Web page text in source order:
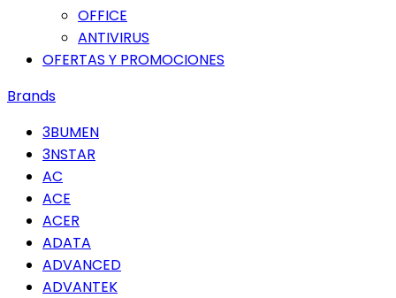
OFFICE
ANTIVIRUS
OFERTAS Y PROMOCIONES
Brands
3BUMEN
3NSTAR
AC
ACE
ACER
ADATA
ADVANCED
ADVANTEK